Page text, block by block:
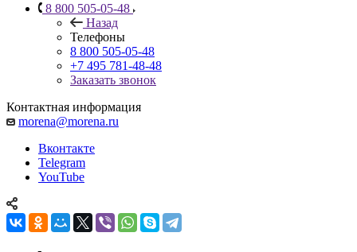
8 800 505-05-48
Назад
Телефоны
8 800 505-05-48
+7 495 781-48-48
Заказать звонок
Контактная информация
morena@morena.ru
Вконтакте
Telegram
YouTube